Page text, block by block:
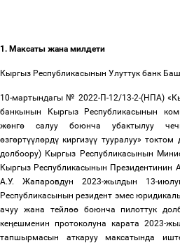
1. Максаты жана милдети
Кыргыз Республикасынын Улуттук банк
10-мартындагы № 2022-П-12/13-2-(НПА)
банкынын Кыргыз Республикасынын
жөнгө салуу боюнча убактылуу
өзгөртүүлөрдү киргизүү тууралуу»
долбоору) Кыргыз Республикасынын
Кыргыз Республикасынын Президентинин
А.У. Жапаровдун 2023-жылдын 13-
Республикасынын резидент эмес
ачуу жана тейлөөбоюнча пилоттук
кеңешменин протоколуна карата 2023-
тапшырмасын аткаруу максатында